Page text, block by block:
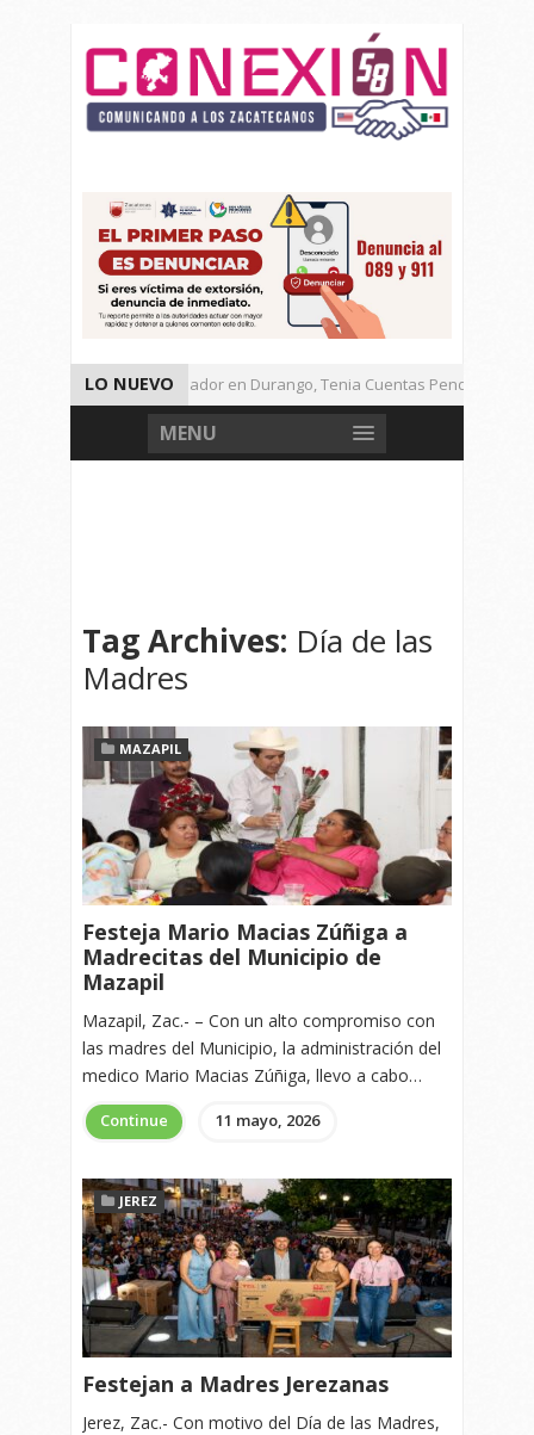
LO NUEVO
Detienen a Defraudador en Durango, Tenia Cuentas Pendientes en
Presenta Presidenta Sheinbaum, 10 Acciones Para Explotación de
MENU
Tag Archives: Día de las
Madres
MAZAPIL
Festeja Mario Macias Zúñiga a
Madrecitas del Municipio de
Mazapil
Mazapil, Zac.- – Con un alto compromiso con
las madres del Municipio, la administración del
medico Mario Macias Zúñiga, llevo a cabo…
Continue 11 mayo, 2026
JEREZ
Festejan a Madres Jerezanas
Jerez, Zac.- Con motivo del Día de las Madres,